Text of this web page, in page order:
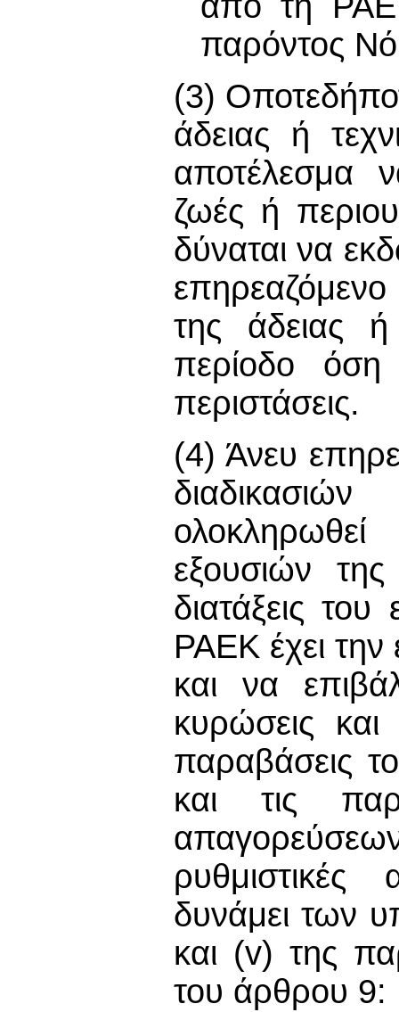
παρόντος
(3)
άδειας ή
αποτέλεσμα
ζωές ή
δύναται να
της άδειας ή
περίοδο όση
περιστάσεις.
(4) Άνευ
εξουσιών
διατάξεις
ΡΑΕΚ έχει την
και να
κυρώσεις και
παραβάσεις
και τις
δυνάμει των
και (v) της
του άρθρου 9: